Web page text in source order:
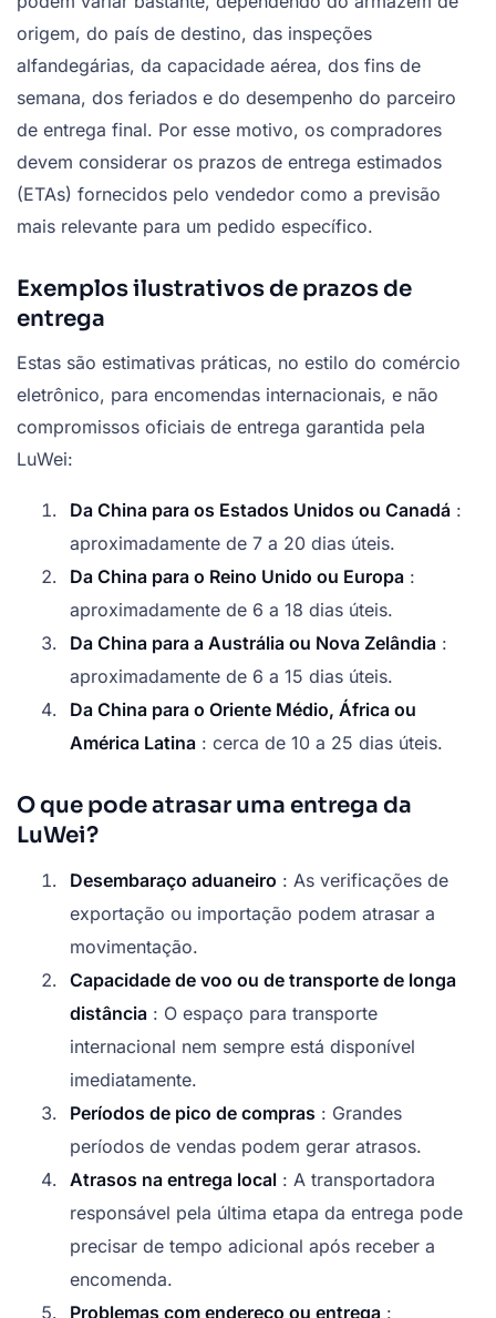
origem, do país de destino, das inspeções
alfandegárias, da capacidade aérea, dos fins de
semana, dos feriados e do desempenho do parceiro
de entrega final. Por esse motivo, os compradores
devem considerar os prazos de entrega estimados
(ETAs) fornecidos pelo vendedor como a previsão
mais relevante para um pedido específico.
Exemplos ilustrativos de prazos de
entrega
Estas são estimativas práticas, no estilo do comércio
eletrônico, para encomendas internacionais, e não
compromissos oficiais de entrega garantida pela
LuWei:
Da China para os Estados Unidos ou Canadá :
aproximadamente de 7 a 20 dias úteis.
Da China para o Reino Unido ou Europa :
aproximadamente de 6 a 18 dias úteis.
Da China para a Austrália ou Nova Zelândia :
aproximadamente de 6 a 15 dias úteis.
Da China para o Oriente Médio, África ou
América Latina : cerca de 10 a 25 dias úteis.
O que pode atrasar uma entrega da
LuWei?
Desembaraço aduaneiro : As verificações de
exportação ou importação podem atrasar a
movimentação.
Capacidade de voo ou de transporte de longa
distância : O espaço para transporte
internacional nem sempre está disponível
imediatamente.
Períodos de pico de compras : Grandes
períodos de vendas podem gerar atrasos.
Atrasos na entrega local : A transportadora
responsável pela última etapa da entrega pode
precisar de tempo adicional após receber a
encomenda.
Problemas com endereço ou entrega :